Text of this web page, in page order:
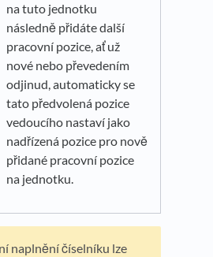
na tuto jednotku
následně přidáte další
pracovní pozice, ať už
nové nebo převedením
odjinud, automaticky se
tato předvolená pozice
vedoucího nastaví jako
nadřízená pozice pro nově
přidané pracovní pozice
na jednotku.
naplnění číselníku lze